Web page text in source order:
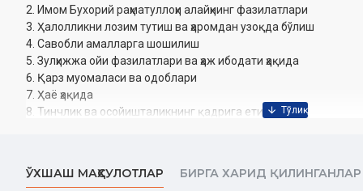
2. Имом Бухорий раҳматуллоҳи алайҳнинг фазилатлари
3. Ҳалолликни лозим тутиш ва ҳаромдан узоқда бўлиш
4. Савобли амалларга шошилиш
5. Зулҳижжа ойи фазилатлари ва ҳаж ибодати ҳақида
6. Қарз муомаласи ва одоблари
7. Ҳаё ҳақида
8. Тинчлик ва осойишталикнинг қадрига етиш
Ўзбекистон Республикаси Вазирлар Маҳкамаси ҳузуридаги
ЎХШАШ МАҲСУЛОТЛАР БИРГА ХАРИД ҚИЛИНГАНЛАР